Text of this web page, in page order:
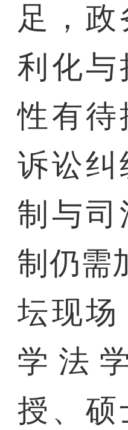
足，
利化与
性有待
诉讼纠
制与司
制仍需
坛现场
学法
授、硕